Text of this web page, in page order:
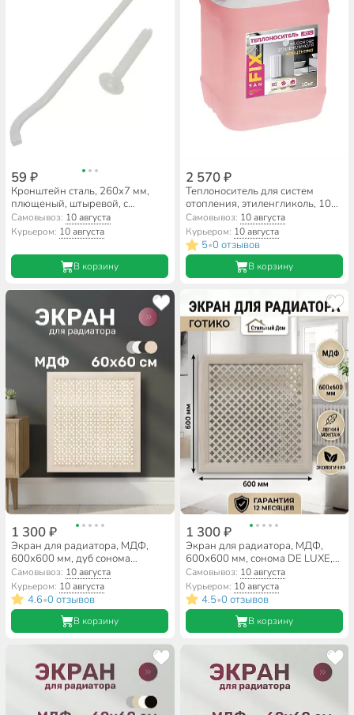
59 ₽
Кронштейн сталь, 260х7 мм,
плющеный, штыревой, с
дюбелем, к 6.3-02, СантехКреп
Самовывоз: 10 августа
Курьером: 10 августа
В корзину
2 570 ₽
Теплоноситель для систем
отопления, этиленгликоль, 10
кг, в закрытую систему, горюч,
Sanfix
Самовывоз: 10 августа
Курьером: 10 августа
5•0 отзывов
В корзину
1 300 ₽
Экран для радиатора, МДФ,
600х600 мм, дуб сонома
DE LUXE, Сусанна, Стильный
Дом
Самовывоз: 10 августа
Курьером: 10 августа
4.6•0 отзывов
В корзину
1 300 ₽
Экран для радиатора, МДФ,
600х600 мм, сонома DE LUXE,
Готико, Стильный Дом
Самовывоз: 10 августа
Курьером: 10 августа
4.5•0 отзывов
В корзину